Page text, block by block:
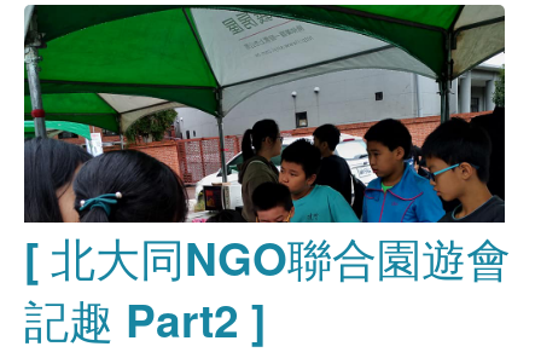
[ 北大同NGO聯合園遊會
記趣 Part2 ]